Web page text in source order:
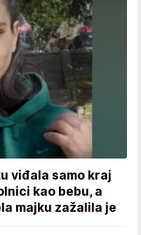
viđala samo kraj
kao bebu, a
majku zažalila je